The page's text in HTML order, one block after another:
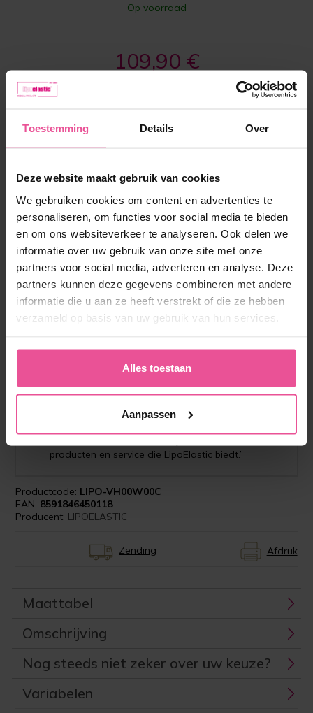
Toestemming Details Over
Deze website maakt gebruik van cookies
We gebruiken cookies om content en advertenties te
personaliseren, om functies voor social media te bieden
en om ons websiteverkeer te analyseren. Ook delen we
informatie over uw gebruik van onze site met onze
partners voor social media, adverteren en analyse. Deze
partners kunnen deze gegevens combineren met andere
informatie die u aan ze heeft verstrekt of die ze hebben
verzameld op basis van uw gebruik van hun services.
Alles toestaan
Aanpassen
Op voorraad
109,90 €
-
’Wij zijn al jarenlang zeer tevreden klanten van
Lipoelastic, vertrouwend op hun hoogwaardige
postoperatieve bh's na borstcorrecties en
drukpakken na buikwandcorrecties. De service
die we afgelopen jaar van onze toegewijde
advies te geven, vooral als het gaat om het
bepalen van de juiste maten en het op de hoogte
brengen van nieuwe ontwikkelingen binnen het
assortiment. Zowel onze patiënten als wijzelf in
producten en service die LipoElastic biedt.’
Productcode: LIPO-VH00W00C
EAN: 8591846450118
Producent: LIPOELASTIC
Zending Afdruk
Maattabel
Omschrijving
Nog steeds niet zeker over uw keuze?
Variabelen